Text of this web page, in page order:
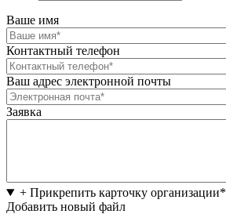
Ваше имя
Контактный телефон
Ваш адрес электронной почты
Заявка
+ Прикрепить карточку организации*
Добавить новый файл